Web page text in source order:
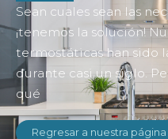
Sean cuales sean las
¡tenemos la solución!
termostáticas han sido
durante casi un siglo.
qué
Regresar a nuestra